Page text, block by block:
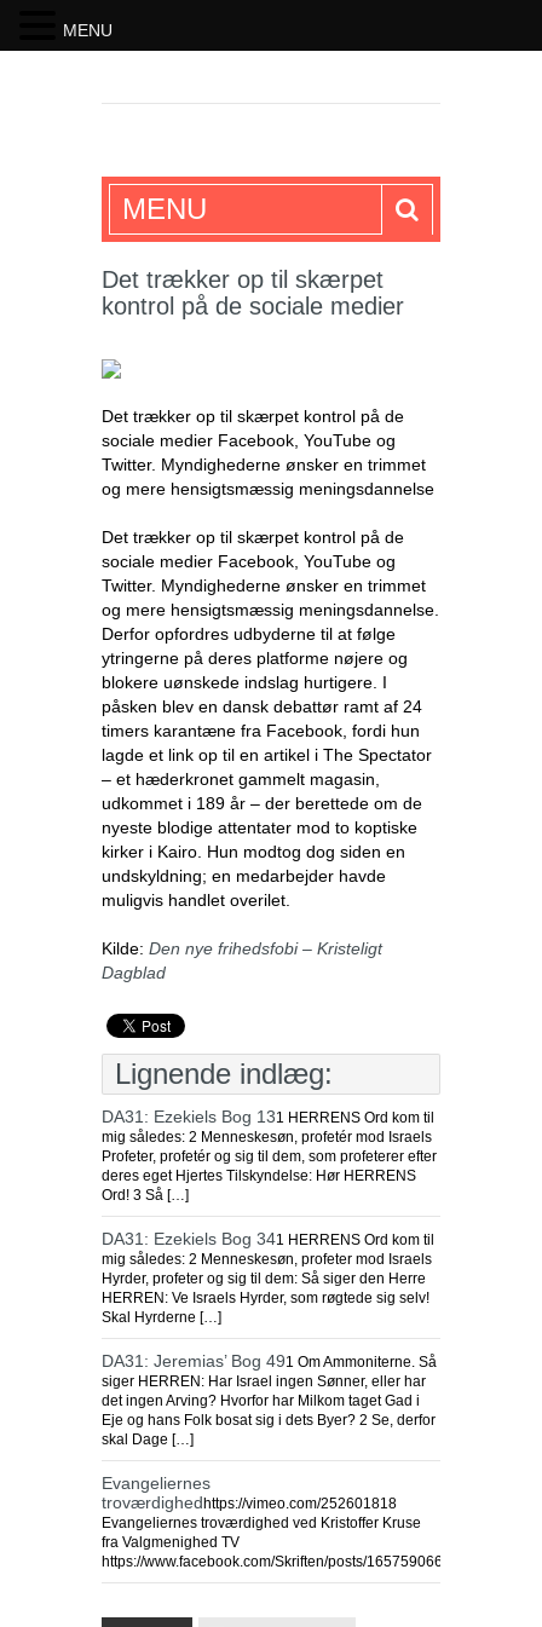
SKRIFTEN
MENU
Det trækker op til skærpet
kontrol på de sociale medier
Det trækker op til skærpet kontrol på de
sociale medier Facebook, YouTube og
Twitter. Myndighederne ønsker en trimmet
og mere hensigtsmæssig meningsdannelse
Det trækker op til skærpet kontrol på de
sociale medier Facebook, YouTube og
Twitter. Myndighederne ønsker en trimmet
og mere hensigtsmæssig meningsdannelse.
Derfor opfordres udbyderne til at følge
ytringerne på deres platforme nøjere og
blokere uønskede indslag hurtigere. I
påsken blev en dansk debattør ramt af 24
timers karantæne fra Facebook, fordi hun
lagde et link op til en artikel i The Spectator
– et hæderkronet gammelt magasin,
udkommet i 189 år – der berettede om de
nyeste blodige attentater mod to koptiske
kirker i Kairo. Hun modtog dog siden en
undskyldning; en medarbejder havde
muligvis handlet overilet.
Kilde: Den nye frihedsfobi – Kristeligt
Dagblad
Lignende indlæg:
DA31: Ezekiels Bog 131 HERRENS Ord kom til
mig således: 2 Menneskesøn, profetér mod Israels
Profeter, profetér og sig til dem, som profeterer efter
deres eget Hjertes Tilskyndelse: Hør HERRENS
Ord! 3 Så […]
DA31: Ezekiels Bog 341 HERRENS Ord kom til
mig således: 2 Menneskesøn, profeter mod Israels
Hyrder, profeter og sig til dem: Så siger den Herre
HERREN: Ve Israels Hyrder, som røgtede sig selv!
Skal Hyrderne […]
DA31: Jeremias’ Bog 491 Om Ammoniterne. Så
siger HERREN: Har Israel ingen Sønner, eller har
det ingen Arving? Hvorfor har Milkom taget Gad i
Eje og hans Folk bosat sig i dets Byer? 2 Se, derfor
skal Dage […]
Evangeliernes
troværdighedhttps://vimeo.com/252601818
Evangeliernes troværdighed ved Kristoffer Kruse
fra Valgmenighed TV
https://www.facebook.com/Skriften/posts/1657590664310625
MENU